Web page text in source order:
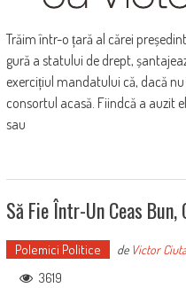
Trăim într-o țară al cărei
gură a statului de drept,
exercițiul mandatului că, dacă
consortul acasă. Fiindcă a auzit
sau
Să Fie Într-Un Ceas Bun,
Polemici Politice de Victor
3619